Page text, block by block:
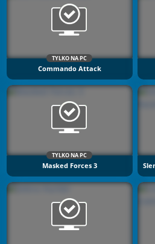
TYLKO NA PC
Commando Attack
TYLKO NA PC
Masked Forces 3